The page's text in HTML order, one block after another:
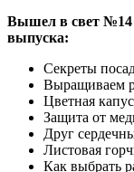
Вышел в свет №14
выпуска:
Секреты
Выращиваем
Цветная
Защита от
Друг
Листовая
Как выбрать